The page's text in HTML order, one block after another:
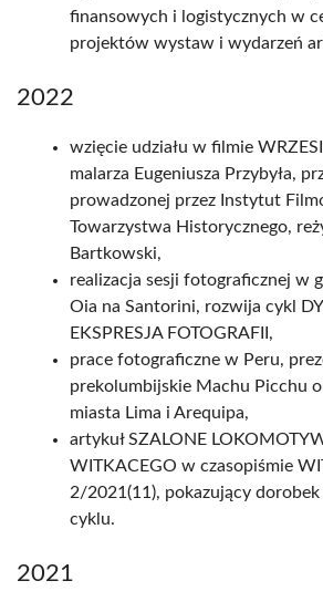
finansowych i logistycznych w
projektów wystaw i wydarzeń
2022
wzięcie udziału w filmie
malarza Eugeniusza Przybyła,
prowadzonej przez Instytut
Towarzystwa Historycznego,
Bartkowski,
realizacja sesji fotograficznej w
Oia na Santorini, rozwija cykl
EKSPRESJA FOTOGRAFII,
prace fotograficzne w Peru,
prekolumbijskie Machu Picchu
miasta Lima i Arequipa,
artykuł SZALONE
WITKACEGO w czasopiśmie
2/2021(11), pokazujący
cyklu.
2021